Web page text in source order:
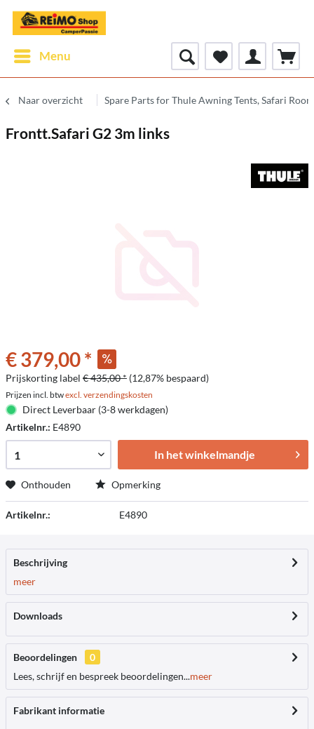
Menu
Naar overzicht Spare Parts for Thule Awning Tents, Safari Room
Frontt.Safari G2 3m links
€ 379,00 *
Prijskorting label € 435,00 * (12,87% bespaard)
Prijzen incl. btwexcl. verzendingskosten
Direct Leverbaar (3-8 werkdagen)
Artikelnr.: E4890
In het winkelmandje
Onthouden Opmerking
Artikelnr.: E4890
Beschrijving
meer
Downloads
Beoordelingen
0
Lees, schrijf en bespreek beoordelingen...meer
Fabrikant informatie